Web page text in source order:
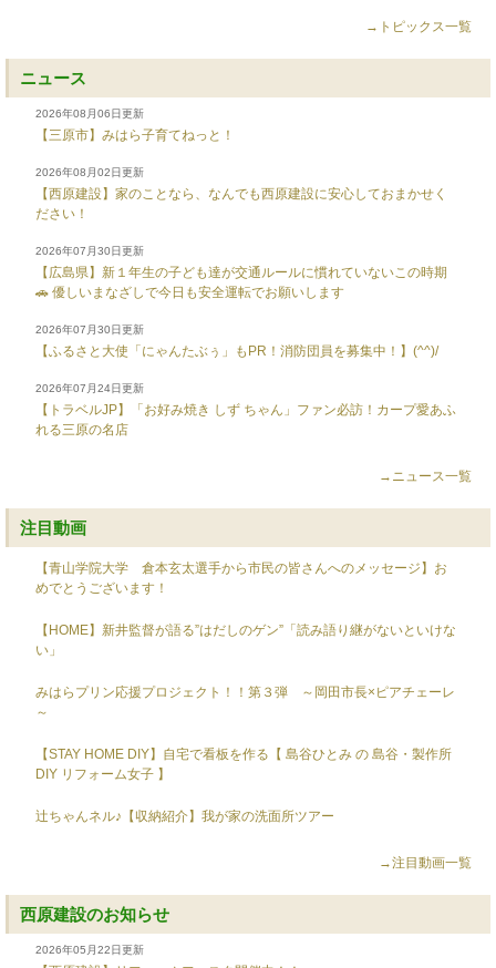
→トピックス一覧
ニュース
2026年08月06日更新
【三原市】みはら子育てねっと！
2026年08月02日更新
【西原建設】家のことなら、なんでも西原建設に安心しておまかせく
ださい！
2026年07月30日更新
【広島県】新１年生の子ども達が交通ルールに慣れていないこの時期
🚗 優しいまなざしで今日も安全運転でお願いします
2026年07月30日更新
【ふるさと大使「にゃんたぶぅ」もPR！消防団員を募集中！】(^^)/
2026年07月24日更新
【トラベルJP】「お好み焼き しず ちゃん」ファン必訪！カープ愛あふ
れる三原の名店
→ニュース一覧
注目動画
【青山学院大学 倉本玄太選手から市民の皆さんへのメッセージ】お
めでとうございます！
【HOME】新井監督が語る”はだしのゲン”「読み語り継がないといけな
い」
みはらプリン応援プロジェクト！！第３弾 ～岡田市長×ピアチェーレ
～
【STAY HOME DIY】自宅で看板を作る【 島谷ひとみ の 島谷・製作所
DIY リフォーム女子 】
辻ちゃんネル♪【収納紹介】我が家の洗面所ツアー
→注目動画一覧
西原建設のお知らせ
2026年05月22日更新